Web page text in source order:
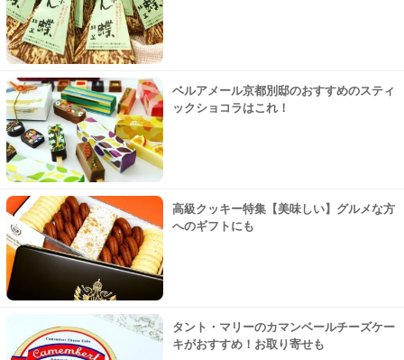
ベルアメール京都別邸のおすすめのスティ
ックショコラはこれ！
高級クッキー特集【美味しい】グルメな方
へのギフトにも
タント・マリーのカマンベールチーズケー
キがおすすめ！お取り寄せも